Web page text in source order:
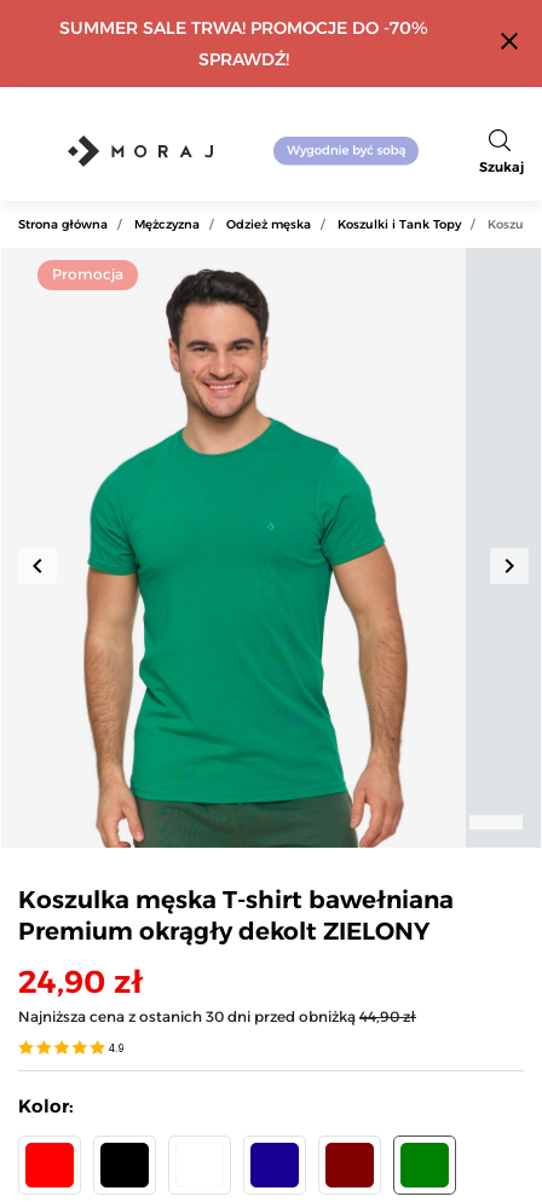
SUMMER SALE TRWA! PROMOCJE DO -70%
SPRAWDŹ!
close
Szukaj
Strona główna Mężczyzna Odzież męska Koszulki i Tank Topy
Promocja
Poprzedni
keyboard_arrow_left keyboard_arrow_right
Koszulka męska T-shirt bawełniana
Premium okrągły dekolt ZIELONY
24,90 zł
Najniższa cena z ostanich 30 dni przed obniżką 44,90 zł
4.9
Kolor: